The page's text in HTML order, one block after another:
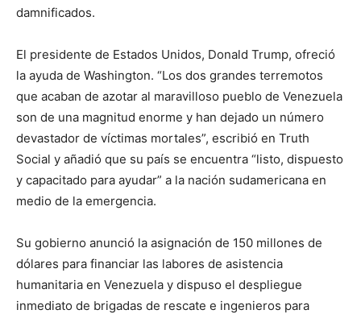
damnificados.
El presidente de Estados Unidos, Donald Trump, ofreció
la ayuda de Washington. “Los dos grandes terremotos
que acaban de azotar al maravilloso pueblo de Venezuela
son de una magnitud enorme y han dejado un número
devastador de víctimas mortales”, escribió en Truth
Social y añadió que su país se encuentra “listo, dispuesto
y capacitado para ayudar” a la nación sudamericana en
medio de la emergencia.
Su gobierno anunció la asignación de 150 millones de
dólares para financiar las labores de asistencia
humanitaria en Venezuela y dispuso el despliegue
inmediato de brigadas de rescate e ingenieros para